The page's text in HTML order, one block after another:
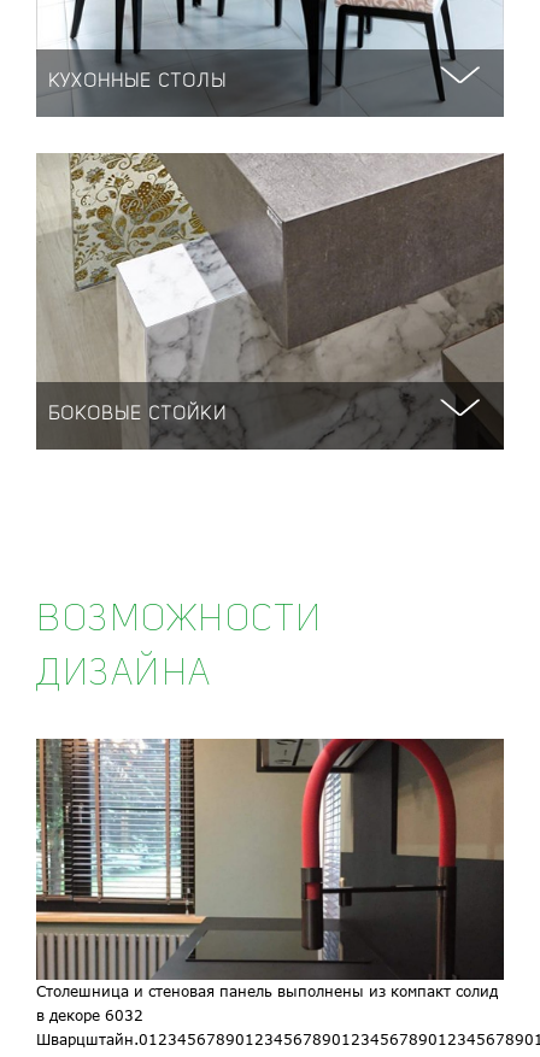
КУХОННЫЕ СТОЛЫ
БОКОВЫЕ СТОЙКИ
ВОЗМОЖНОСТИ
ДИЗАЙНА
Столешница и стеновая панель выполнены из компакт солид
в декоре 6032